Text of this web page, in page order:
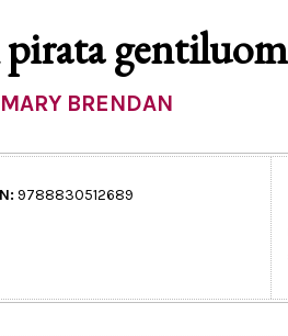
MARY BRENDAN
9788830512689